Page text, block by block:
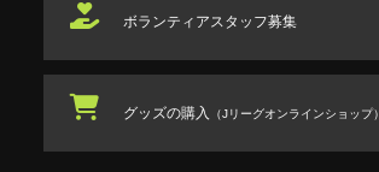
ボランティアスタッフ募集
グッズの購入 （Jリーグオンラインショップ）